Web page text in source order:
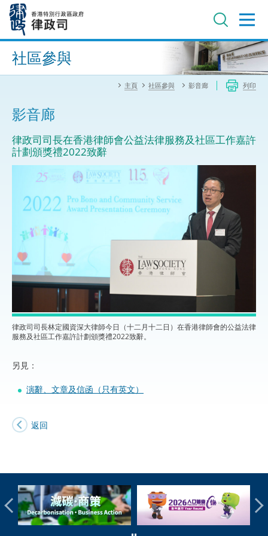
內
進階搜尋
社區參與
主頁 社區參與 影音廊 列印
影音廊
律政司司長在香港律師會公益法律服務及社區工作嘉許
計劃頒獎禮2022致辭
律政司司長林定國資深大律師今日（十二月十二日）在香港律師會的公益法律
服務及社區工作嘉許計劃頒獎禮2022致辭。
另見：
演辭、文章及信函（只有英文）
返回